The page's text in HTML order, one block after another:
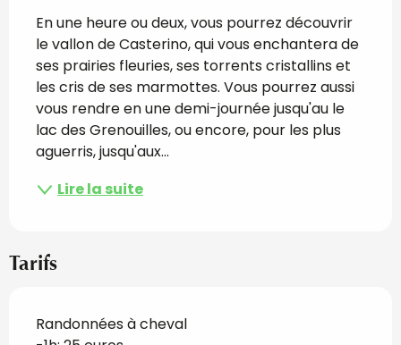
En une heure ou deux, vous pourrez découvrir
le vallon de Casterino, qui vous enchantera de
ses prairies fleuries, ses torrents cristallins et
les cris de ses marmottes. Vous pourrez aussi
vous rendre en une demi-journée jusqu'au le
lac des Grenouilles, ou encore, pour les plus
aguerris, jusqu'aux...
Lire la suite
Tarifs
Randonnées à cheval